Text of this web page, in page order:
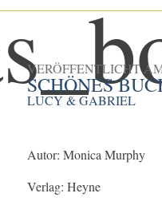
VERÖFFENTLICHT
SCHÖNES
LUCY & GABRIEL
Autor: Monica Murphy
Verlag: Heyne